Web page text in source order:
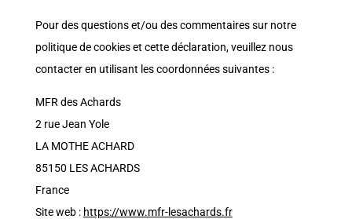
Pour des questions et/ou des commentaires sur notre
politique de cookies et cette déclaration, veuillez nous
contacter en utilisant les coordonnées suivantes :
MFR des Achards
2 rue Jean Yole
LA MOTHE ACHARD
85150 LES ACHARDS
France
Site web : https://www.mfr-lesachards.fr